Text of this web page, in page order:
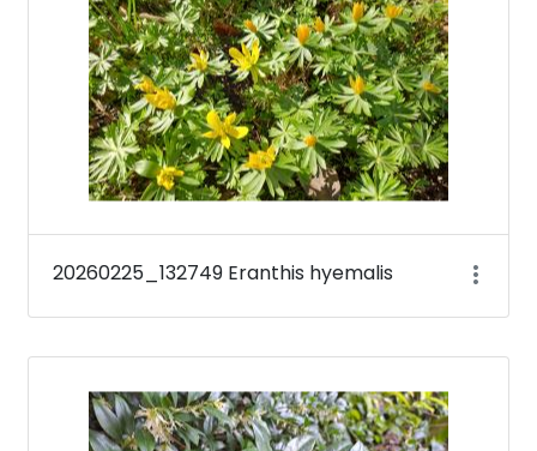
20260225_132749 Eranthis hyemalis